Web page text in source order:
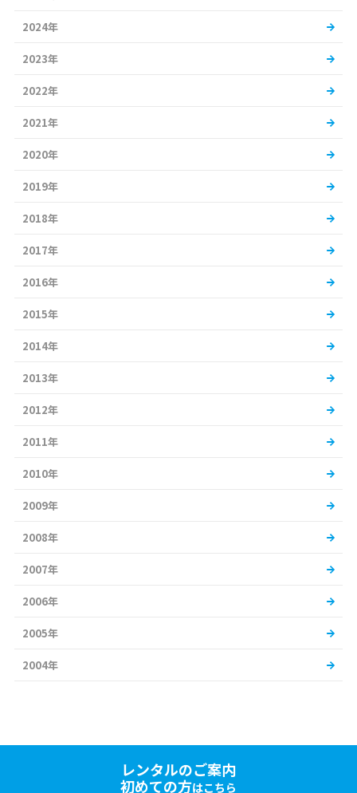
2024年
2023年
2022年
2021年
2020年
2019年
2018年
2017年
2016年
2015年
2014年
2013年
2012年
2011年
2010年
2009年
2008年
2007年
2006年
2005年
2004年
レンタルのご案内
初めての方はこちら